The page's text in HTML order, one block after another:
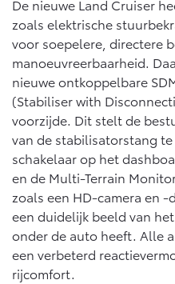
De nieuwe Land Cruiser
zoals elektrische
voor soepelere, directere
manoeuvreerbaarheid.
nieuwe ontkoppelbare
(Stabiliser with
voorzijde. Dit stelt de
van de stabilisatorstang
schakelaar op het
en de Multi-Terrain
zoals een HD-camera en
een duidelijk beeld van
onder de auto heeft. Alle
een verbeterd
rijcomfort.